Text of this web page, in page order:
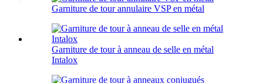
Garniture de tour annulaire VSP en métal
Garniture de tour à anneau de selle en métal
Intalox